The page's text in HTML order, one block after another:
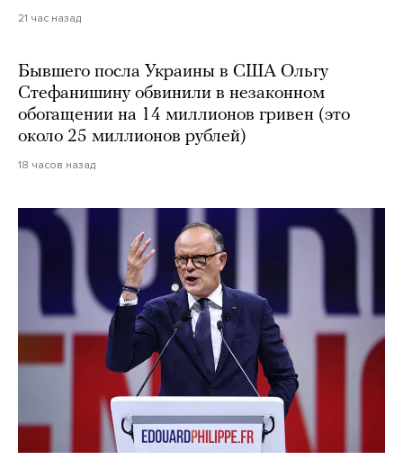
21 час назад
Бывшего посла Украины в США Ольгу
Стефанишину обвинили в незаконном
обогащении на 14 миллионов гривен (это
около 25 миллионов рублей)
18 часов назад